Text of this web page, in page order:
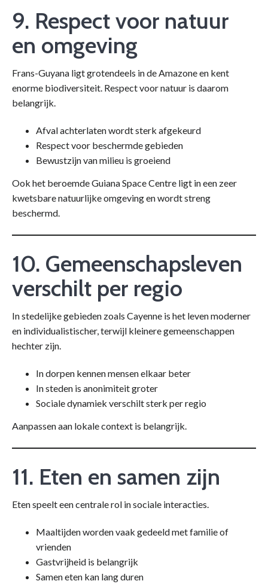
9. Respect voor natuur
en omgeving
Frans-Guyana ligt grotendeels in de Amazone en kent
enorme biodiversiteit. Respect voor natuur is daarom
belangrijk.
Afval achterlaten wordt sterk afgekeurd
Respect voor beschermde gebieden
Bewustzijn van milieu is groeiend
Ook het beroemde Guiana Space Centre ligt in een zeer
kwetsbare natuurlijke omgeving en wordt streng
beschermd.
10. Gemeenschapsleven
verschilt per regio
In stedelijke gebieden zoals Cayenne is het leven moderner
en individualistischer, terwijl kleinere gemeenschappen
hechter zijn.
In dorpen kennen mensen elkaar beter
In steden is anonimiteit groter
Sociale dynamiek verschilt sterk per regio
Aanpassen aan lokale context is belangrijk.
11. Eten en samen zijn
Eten speelt een centrale rol in sociale interacties.
Maaltijden worden vaak gedeeld met familie of
vrienden
Gastvrijheid is belangrijk
Samen eten kan lang duren